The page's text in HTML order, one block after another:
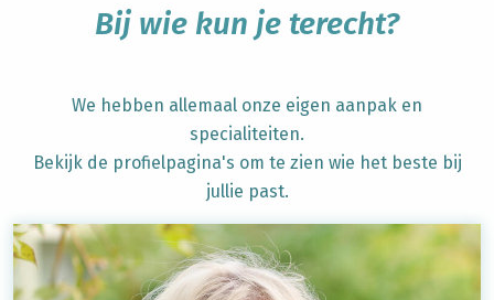
Bij wie kun je terecht?
We hebben allemaal onze eigen aanpak en
specialiteiten.
Bekijk de profielpagina's om te zien wie het beste bij
jullie past.